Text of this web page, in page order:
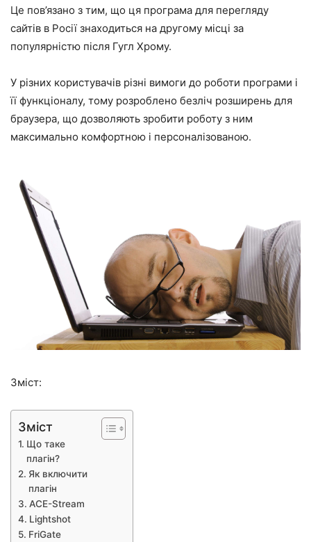
Це пов’язано з тим, що ця програма для перегляду
сайтів в Росії знаходиться на другому місці за
популярністю після Гугл Хрому.
У різних користувачів різні вимоги до роботи програми і
її функціоналу, тому розроблено безліч розширень для
браузера, що дозволяють зробити роботу з ним
максимально комфортною і персоналізованою.
Зміст:
Зміст
Що таке
плагін?
Як включити
плагін
ACE-Stream
Lightshot
FriGate